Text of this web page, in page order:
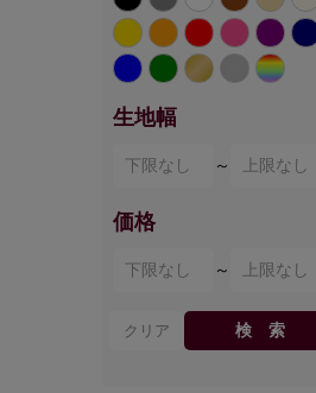
生地幅
～
価格
～
クリア 検 索